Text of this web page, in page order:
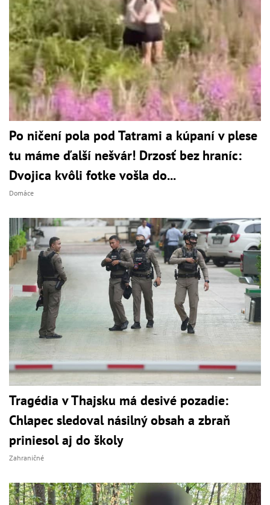
Po ničení pola pod Tatrami a kúpaní v plese
tu máme ďalší nešvár! Drzosť bez hraníc:
Dvojica kvôli fotke vošla do...
Domáce
Tragédia v Thajsku má desivé pozadie:
Chlapec sledoval násilný obsah a zbraň
priniesol aj do školy
Zahraničné